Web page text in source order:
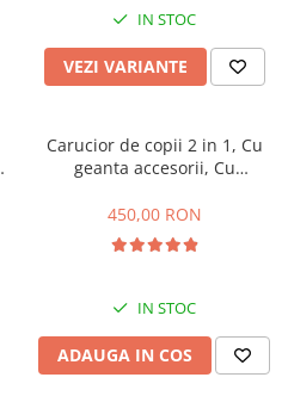
IN STOC
VEZI VARIANTE
Carucior de copii 2 in 1, Cu
geanta accesorii, Cu
Pliabil ergonomic, Belecoo,
roz
450,00 RON
IN STOC
ADAUGA IN COS